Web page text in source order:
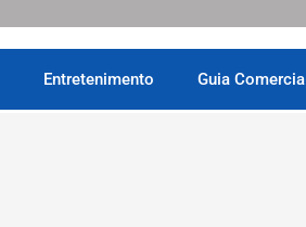
Entretenimento Guia Comercial